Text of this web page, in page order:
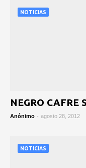
NOTICIAS
NEGRO CAFRE
Anónimo - agosto 28, 2012
NOTICIAS